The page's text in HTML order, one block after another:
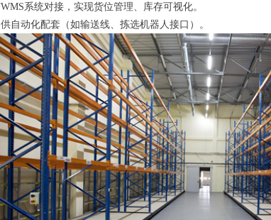
系统对接，实现货位管理、库存可视化。
自动化配套（如输送线、拣选机器人接口）。